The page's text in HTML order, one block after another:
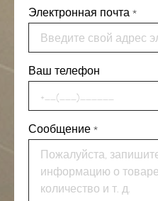
Электронная почта*
Ваш телефон
Сообщение*